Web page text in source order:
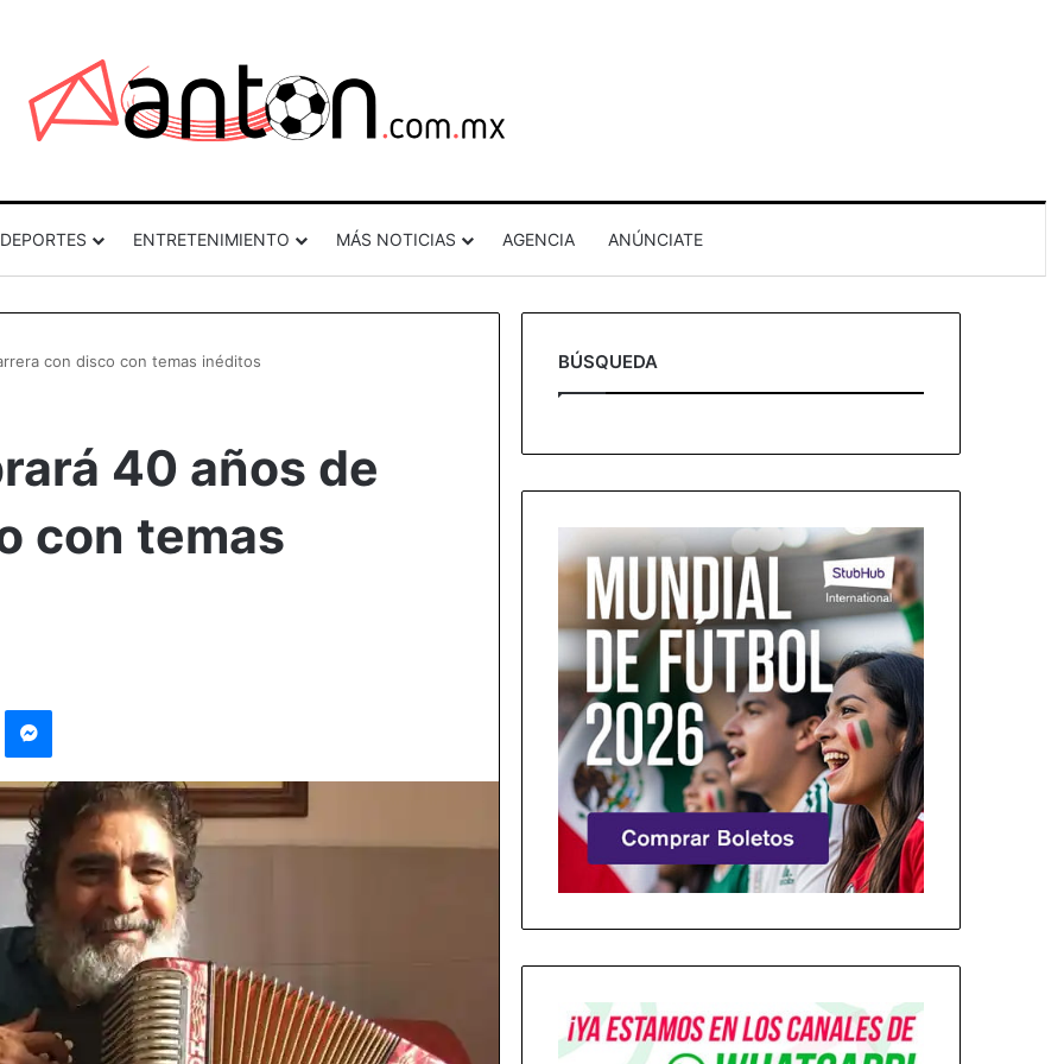
DEPORTES ENTRETENIMIENTO MÁS NOTICIAS AGENCIA ANÚNCIATE
con disco con temas inéditos
40 años de
con temas
BÚSQUEDA